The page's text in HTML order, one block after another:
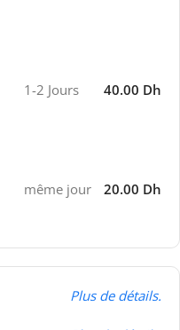
1-2 Jours 40.00 Dh
même jour 20.00 Dh
Plus de détails.